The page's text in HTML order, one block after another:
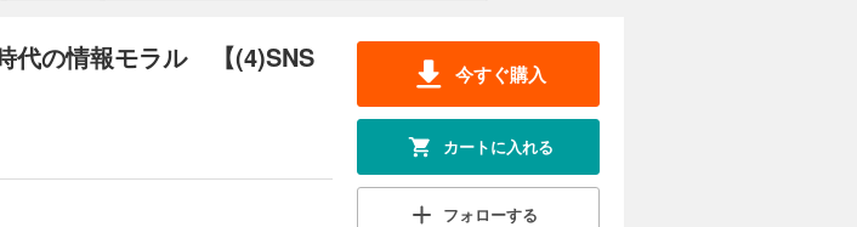
代の情報モラル 【(4)SNS
今すぐ購入
カートに入れる
フォローする